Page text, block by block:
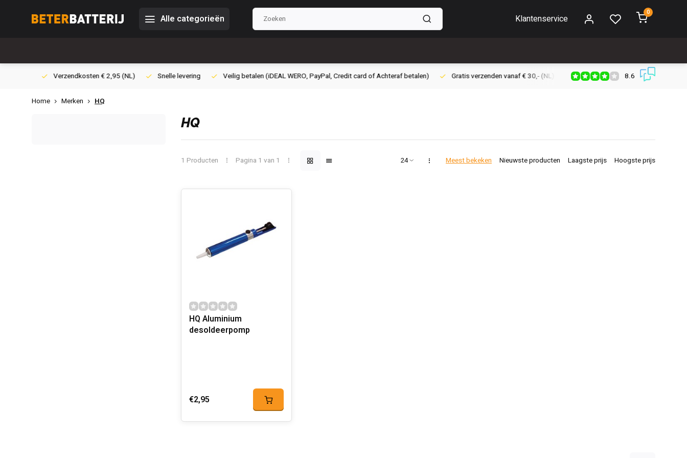
Alle categorieën Klantenservice
0
Verzendkosten € 2,95 (NL) Snelle levering Veilig betalen (iDEAL WERO, PayPal, Credit card of Achteraf betalen) Gratis verzenden vanaf € 30,- (NL) Verzendkosten € 2,95 (NL)
8.6
Home Merken HQ
HQ
1 Producten Pagina 1 van 1 Meest bekeken Nieuwste producten Laagste prijs Hoogste prijs
HQ Aluminium
desoldeerpomp
€2,95